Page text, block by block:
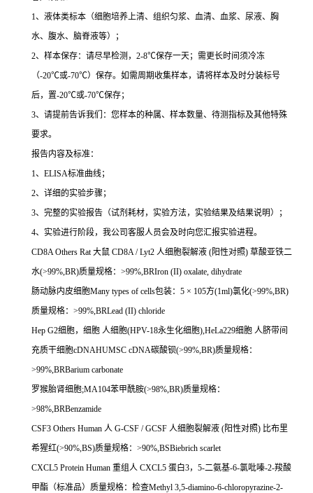
1、液体类标本（细胞培养上清、组织匀浆、血清、血浆、尿液、胸
水、腹水、脑脊液等）；
2、样本保存：请尽早检测， 2-8℃保存一天；需更长时间须冷冻
（-20℃或-70℃）保存。如需周期收集样本，请将样本及时分装标号
后，置-20℃或-70℃保存；
3、请提前告诉我们：您样本的种属、样本数量、待测指标及其他特殊
要求。
报告内容及标准：
1、 ELISA标准曲线；
2、详细的实验步骤；
3、完整的实验报告（试剂耗材，实验方法，实验结果及结果说明）；
4、实验进行阶段，我公司客服人员会及时向您汇报实验进程。
CD8A Others Rat大鼠 CD8A / Lyt2 人细胞裂解液 (阳性对照) 草酸亚铁二
水(>99%,BR)质量规格： >99%,BRIron (II) oxalate, dihydrate
肠动脉内皮细胞Many types of cells包装： 5 × 105方(1ml)氯化(>99%,BR)
质量规格： >99%,BRLead (II) chloride
Hep G2细胞，细胞 人细胞(HPV-18永生化细胞),HeLa229细胞 人脐带间
充质干细胞cDNAHUMSC cDNA碳酸钡(>99%,BR)质量规格：
>99%,BRBarium carbonate
罗猴胎肾细胞;MA104苯甲酰胺(>98%,BR)质量规格：
>98%,BRBenzamide
CSF3 Others Human 人 G-CSF / GCSF 人细胞裂解液 (阳性对照) 比布里
希猩红(>90%,BS)质量规格： >90%,BSBiebrich scarlet
CXCL5 Protein Human 重组人 CXCL5 蛋白3， 5-二氨基-6-氯吡嗪-2-羧酸
甲酯（标准品）质量规格：检查Methyl 3,5-diamino-6-chloropyrazine-2-